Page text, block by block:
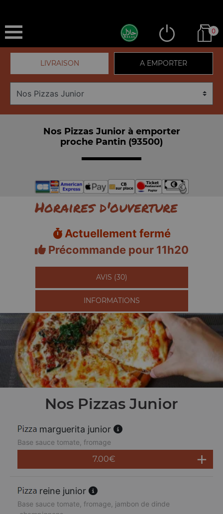
0
LIVRAISON A EMPORTER
Nos Pizzas Junior à emporter
proche Pantin (93500)
Horaires d'ouverture
Actuellement fermé
Précommande pour 11h20
AVIS (30)
INFORMATIONS
Nos Pizzas Junior
marguerita junior
Base sauce tomate, fromage
7.00€
reine junior
Base sauce tomate, fromage, jambon de dinde